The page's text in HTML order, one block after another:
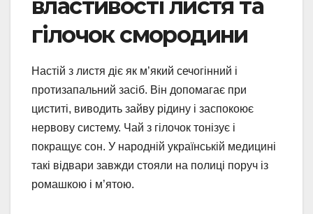
властивості листя та
гілочок смородини
Настій з листя діє як м’який сечогінний і
протизапальний засіб. Він допомагає при
циститі, виводить зайву рідину і заспокоює
нервову систему. Чай з гілочок тонізує і
покращує сон. У народній українській медицині
такі відвари завжди стояли на полиці поруч із
ромашкою і м’ятою.